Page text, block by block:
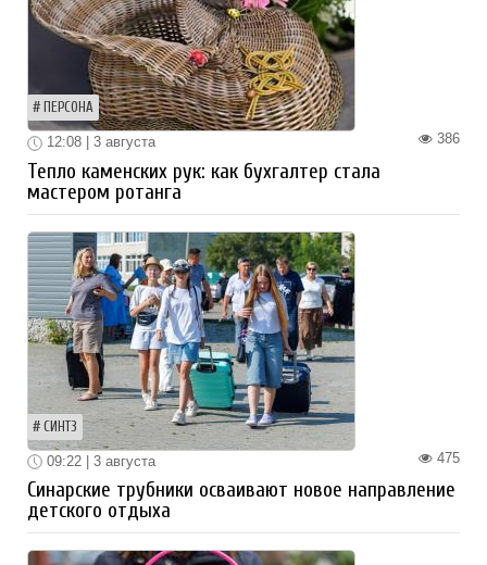
ПЕРСОНА
386
12:08 | 3 августа
Тепло каменских рук: как бухгалтер стала
мастером ротанга
СИНТЗ
475
09:22 | 3 августа
Синарские трубники осваивают новое направление
детского отдыха